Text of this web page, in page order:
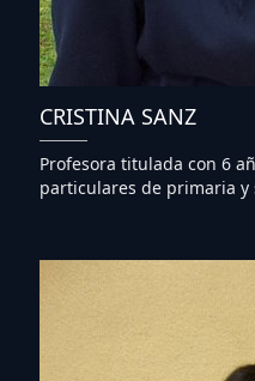
CRISTINA SANZ
Profesora titulada con 6
particulares de primaria y